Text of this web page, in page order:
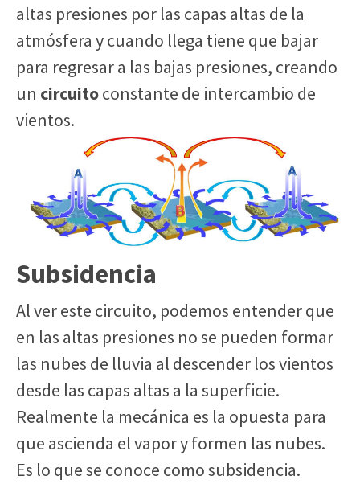
altas presiones por las capas altas de la
atmósfera y cuando llega tiene que bajar
para regresar a las bajas presiones, creando
un circuitoconstante de intercambio de
vientos.
Subsidencia
Al ver este circuito, podemos entender que
en las altas presiones no se pueden formar
las nubes de lluvia al descender los vientos
desde las capas altas a la superficie.
Realmente la mecánica es la opuesta para
que ascienda el vapor y formen las nubes.
Es lo que se conoce como subsidencia.